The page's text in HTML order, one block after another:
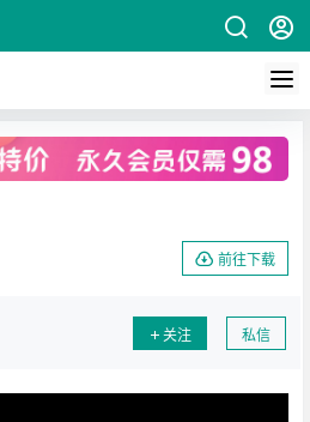
前往下载
关注 私信